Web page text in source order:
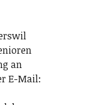
an
E-Mail: